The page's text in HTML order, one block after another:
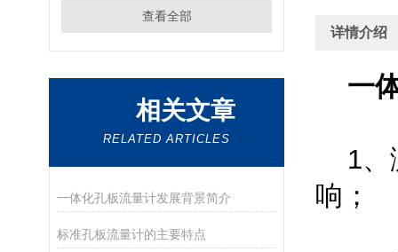
查看全部
相关文章
RELATED ARTICLES
一体化孔板流量计发展背景简介
标准孔板流量计的主要特点
详情介绍
一
1
响；